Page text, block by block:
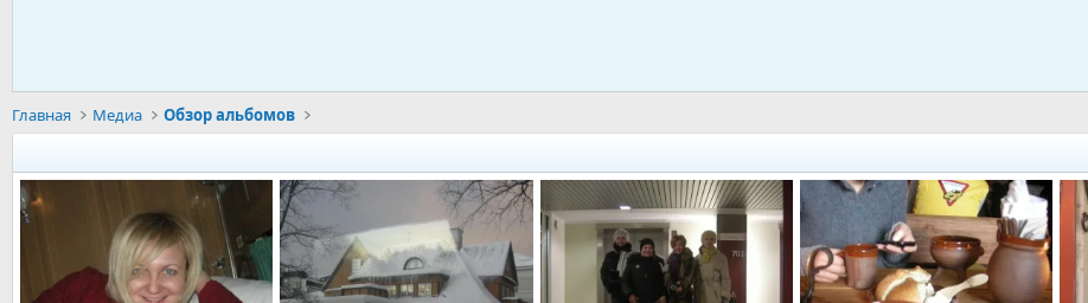
Главная Медиа
Обзор альбомов